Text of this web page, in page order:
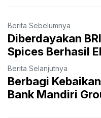
Berita Sebelumnya
Diberdayakan
Spices Berhasil
Berita Selanjutnya
Berbagi
Bank Mandiri